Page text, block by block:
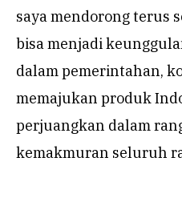
saya mendorong terus
bisa menjadi
dalam pemerintahan,
memajukan produk
perjuangkan dalam
kemakmuran seluruh